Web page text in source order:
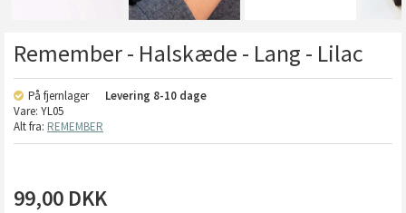
Remember - Halskæde - Lang - Lilac
På fjernlager Levering 8-10 dage
Vare: YL05
Alt fra: REMEMBER
99,00 DKK